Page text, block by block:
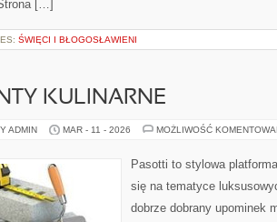
[…]
ŚWIĘCI I BŁOGOSŁAWIENI
KULINARNE
ADMIN MAR - 11 - 2026 MOŻLIWOŚĆ
Pasotti to stylowa
się na tematyce
dobrze dobrany upominek